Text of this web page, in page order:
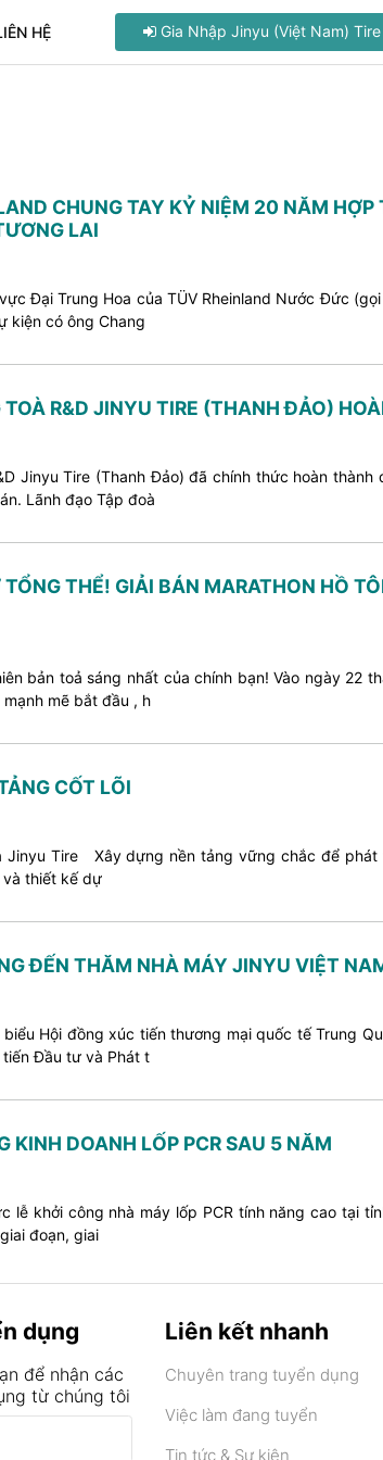
HỆ Gia Nhập Jinyu (Việt Nam) Tire
CHUNG TAY KỶ NIỆM 20 NĂM HỢP
LAI
Đại Trung Hoa của TÜV Rheinland Nước Đức (gọi
kiện có ông Chang
R&D JINYU TIRE (THANH ĐẢO)
Jinyu Tire (Thanh Đảo) đã chính thức hoàn
Lãnh đạo Tập đoà
THỂ! GIẢI BÁN MARATHON HỒ
bản toả sáng nhất của chính bạn! Vào ngày 22
mẽ bắt đầu , h
CỐT LÕI
Jinyu Tire Xây dựng nền tảng vững chắc để
và thiết kế dự
ĐẾN THĂM NHÀ MÁY JINYU VIỆT
Hội đồng xúc tiến thương mại quốc tế Trung
Đầu tư và Phát t
KINH DOANH LỐP PCR SAU 5 NĂM
lễ khởi công nhà máy lốp PCR tính năng cao tại
đoạn, giai
dụng
để nhận các
từ chúng tôi
Liên kết nhanh
Chuyên trang tuyển dụng
Việc làm đang tuyển
Tin tức & Sự kiện